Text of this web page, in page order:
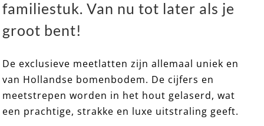
EXCLUSIEF 12 ➸ Houten Meetlat / Groeimeter
familiestuk. Van nu tot later als je
groot bent!
De exclusieve meetlatten zijn allemaal uniek en
van Hollandse bomenbodem. De cijfers en
meetstrepen worden in het hout gelaserd, wat
een prachtige, strakke en luxe uitstraling geeft.